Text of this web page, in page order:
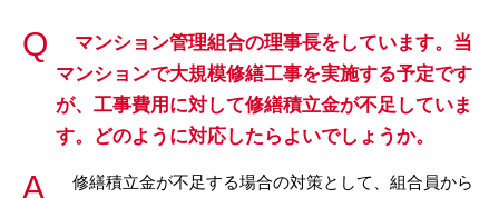
マンション管理組合の理事長をしています。当
マンションで大規模修繕工事を実施する予定です
が、工事費用に対して修繕積立金が不足していま
す。どのように対応したらよいでしょうか。
修繕積立金が不足する場合の対策として、組合員から